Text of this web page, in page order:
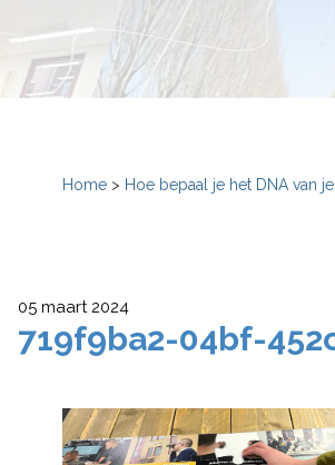
Home > Hoe bepaal je het DNA van
05 maart 2024
719f9ba2-04bf-